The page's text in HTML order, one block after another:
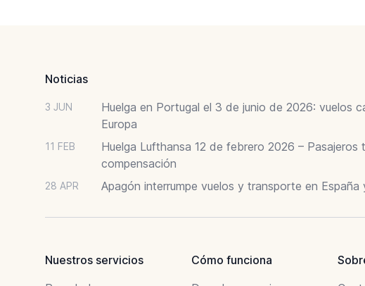
Noticias
3 JUN
Huelga en Portugal el 3 de junio de 2026: vuelos
Europa
11 FEB
Huelga Lufthansa 12 de febrero 2026 – Pasajeros
compensación
28 APR Apagón interrumpe vuelos y transporte en España
Nuestros servicios
Cómo funciona